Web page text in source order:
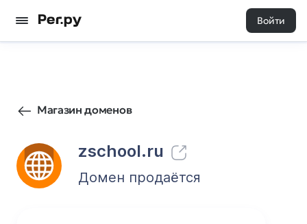
Войти
Магазин доменов
zschool.ru
169 0
Домен продаётся